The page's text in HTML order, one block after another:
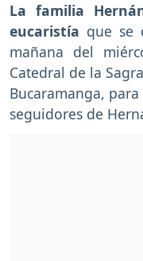
La familia
eucaristía que se
mañana del
Catedral de la
Bucaramanga,
seguidores de